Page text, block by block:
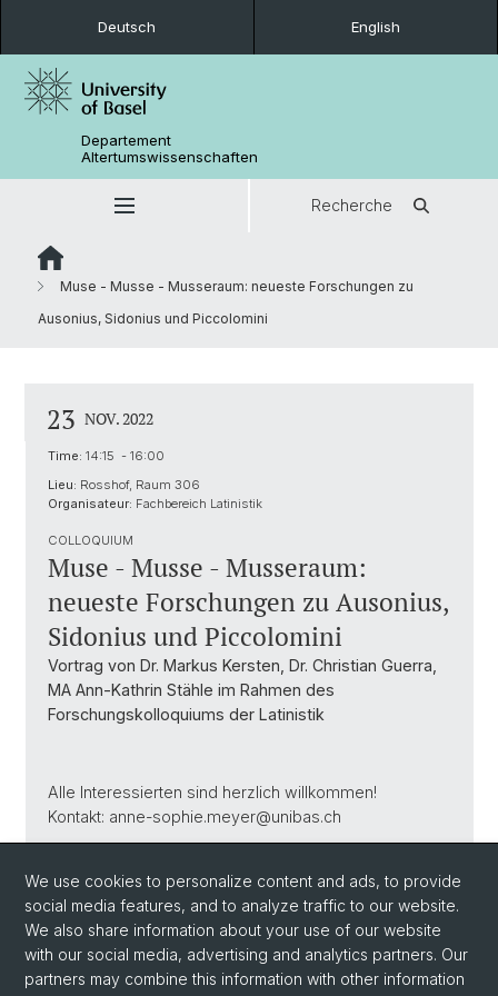
Deutsch English
Departement
Altertumswissenschaften
Recherche
Muse - Musse - Musseraum: neueste Forschungen zu
Ausonius, Sidonius und Piccolomini
23 NOV. 2022
Time: 14:15 - 16:00
Lieu: Rosshof, Raum 306
Organisateur: Fachbereich Latinistik
COLLOQUIUM
Muse - Musse - Musseraum:
neueste Forschungen zu Ausonius,
Sidonius und Piccolomini
Vortrag von Dr. Markus Kersten, Dr. Christian Guerra,
MA Ann-Kathrin Stähle im Rahmen des
Forschungskolloquiums der Latinistik
Alle Interessierten sind herzlich willkommen!
Kontakt: anne-sophie.meyer@unibas.ch
Flyer (PDF, 927.24 KB)
Back
We use cookies to personalize content and ads, to provide
social media features, and to analyze traffic to our website.
We also share information about your use of our website
with our social media, advertising and analytics partners. Our
partners may combine this information with other information